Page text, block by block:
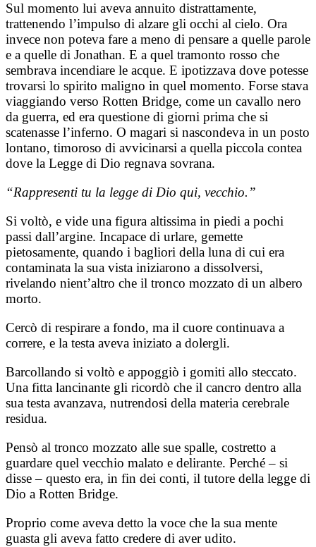
Sul momento lui aveva annuito distrattamente,
trattenendo l’impulso di alzare gli occhi al cielo. Ora
invece non poteva fare a meno di pensare a quelle parole
e a quelle di Jonathan. E a quel tramonto rosso che
sembrava incendiare le acque. E ipotizzava dove potesse
trovarsi lo spirito maligno in quel momento. Forse stava
viaggiando verso Rotten Bridge, come un cavallo nero
da guerra, ed era questione di giorni prima che si
scatenasse l’inferno. O magari si nascondeva in un posto
lontano, timoroso di avvicinarsi a quella piccola contea
dove la Legge di Dio regnava sovrana.
“Rappresenti tu la legge di Dio qui, vecchio.”
Si voltò, e vide una figura altissima in piedi a pochi
passi dall’argine. Incapace di urlare, gemette
pietosamente, quando i bagliori della luna di cui era
contaminata la sua vista iniziarono a dissolversi,
rivelando nient’altro che il tronco mozzato di un albero
morto.
Cercò di respirare a fondo, ma il cuore continuava a
correre, e la testa aveva iniziato a dolergli.
Barcollando si voltò e appoggiò i gomiti allo steccato.
Una fitta lancinante gli ricordò che il cancro dentro alla
sua testa avanzava, nutrendosi della materia cerebrale
residua.
Pensò al tronco mozzato alle sue spalle, costretto a
guardare quel vecchio malato e delirante. Perché – si
disse – questo era, in fin dei conti, il tutore della legge di
Dio a Rotten Bridge.
Proprio come aveva detto la voce che la sua mente
guasta gli aveva fatto credere di aver udito.